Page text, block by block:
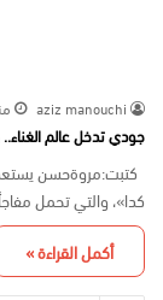
aziz manouchi
جودي تدخل عالم
كتبت:مروةحسن يستعد
كدا»، والتي تحمل
أكمل القراءة »